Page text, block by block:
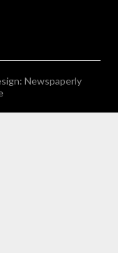
Newspaperly